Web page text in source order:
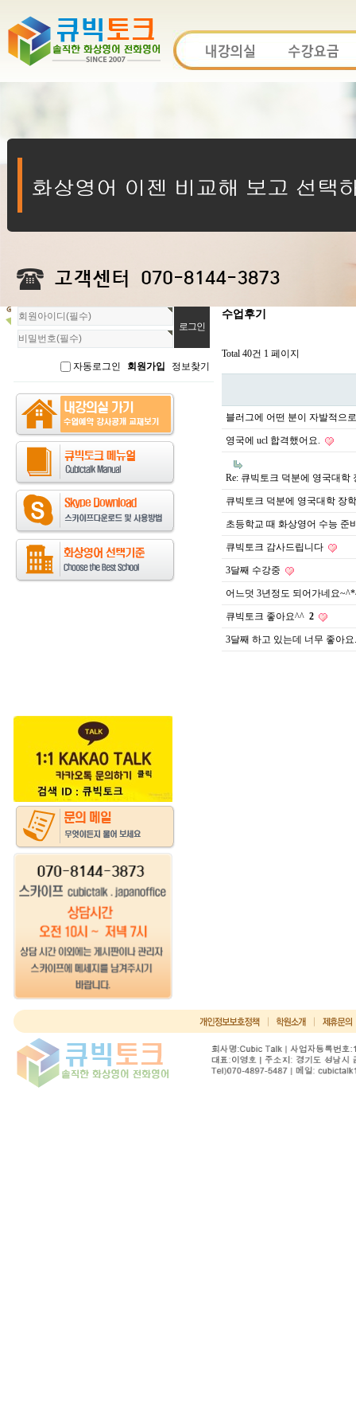
회
원
로
자동로그인 회원가입 정보찾기
수업후기
Total 40건 1 페이지
블러그에 어떤 분이 자발적으
영국에 ucl 합격했어요.
Re: 큐빅토크 덕분에 영국대학
큐빅토크 덕분에 영국대학 장
초등학교 때 화상영어 수능 준
큐빅토크 감사드립니다
3달째 수강중
어느덧 3년정도 되어가네요
큐빅토크 좋아요^^ 2
3달째 하고 있는데 너무 좋아